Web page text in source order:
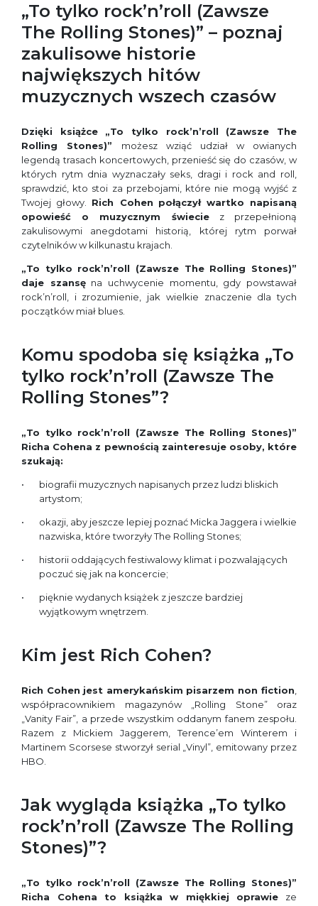
„To tylko rock’n’roll (Zawsze
The Rolling Stones)” – poznaj
zakulisowe historie
największych hitów
muzycznych wszech czasów
Dzięki książce „To tylko rock’n’roll (Zawsze The
Rolling Stones)” możesz wziąć udział w owianych
legendą trasach koncertowych, przenieść się do czasów, w
których rytm dnia wyznaczały seks, dragi i rock and roll,
sprawdzić, kto stoi za przebojami, które nie mogą wyjść z
Twojej głowy. Rich Cohen połączył wartko napisaną
opowieść o muzycznym świeciez przepełnioną
zakulisowymi anegdotami historią, której rytm porwał
czytelników w kilkunastu krajach.
„To tylko rock’n’roll (Zawsze The Rolling Stones)”
daje szansęna uchwycenie momentu, gdy powstawał
rock’n’roll, i zrozumienie, jak wielkie znaczenie dla tych
początków miał blues.
Komu spodoba się książka „To
tylko rock’n’roll (Zawsze The
Rolling Stones”?
„To tylko rock’n’roll (Zawsze The Rolling Stones)”
Richa Cohena z pewnością zainteresuje osoby, które
szukają:
biografii muzycznych napisanych przez ludzi bliskich
artystom;
okazji, aby jeszcze lepiej poznać Micka Jaggera i wielkie
nazwiska, które tworzyły The Rolling Stones;
historii oddających festiwalowy klimat i pozwalających
poczuć się jak na koncercie;
pięknie wydanych książek z jeszcze bardziej
wyjątkowym wnętrzem.
Kim jest Rich Cohen?
Rich Cohen jest amerykańskim pisarzem non fiction
współpracownikiem magazynów „Rolling Stone” oraz
„Vanity Fair”, a przede wszystkim oddanym fanem zespołu.
Razem z Mickiem Jaggerem, Terence’em Winterem i
Martinem Scorsese stworzył serial „Vinyl”, emitowany przez
HBO.
Jak wygląda książka „To tylko
rock’n’roll (Zawsze The Rolling
Stones)”?
„To tylko rock’n’roll (Zawsze The Rolling Stones)”
Richa Cohena to książka w miękkiej oprawie ze